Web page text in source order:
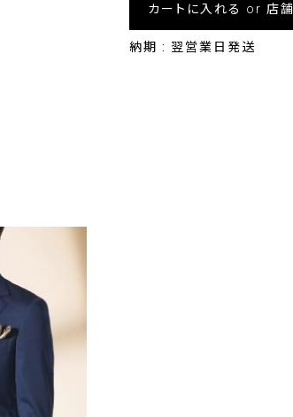
カートに入れる or 店
納期 : 翌営業日発送